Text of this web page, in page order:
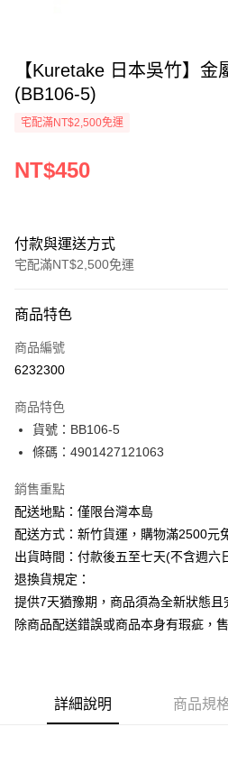
【Kuretake 日本吳竹】金
(BB106-5)
宅配滿NT$2,500免運
NT$450
付款與運送方式
宅配滿NT$2,500免運
信用卡一次付款
Apple Pay
悠遊付
ATM付款
運送方式
下單前請先詢問庫存
每筆NT$130，滿NT$2,500(含以上)
商品特色
商品編號
6232300
商品特色
貨號：BB106-5
條碼：4901427121063
銷售重點
配送地點：僅限台灣本島
配送方式：新竹貨運，購物滿2500元
出貨時間：付款後五至七天(不含週六
退換貨規定：
提供7天猶豫期，商品須為全新狀態且
除商品配送錯誤或商品本身有瑕疵，
詳細說明 商品規